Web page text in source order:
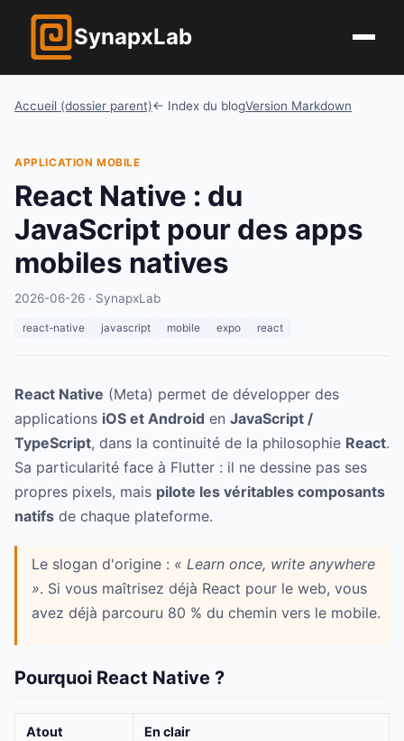
SynapxLab
Accueil (dossier parent)← Index du blogVersion Markdown
APPLICATION MOBILE
React Native : du
JavaScript pour des apps
mobiles natives
2026-06-26 · SynapxLab
react-native javascript mobile expo react
React Native (Meta) permet de développer des
applications iOS et Android en JavaScript /
TypeScript, dans la continuité de la philosophie React.
Sa particularité face à Flutter : il ne dessine pas ses
propres pixels, mais pilote les véritables composants
natifs de chaque plateforme.
Le slogan d'origine : « Learn once, write anywhere
». Si vous maîtrisez déjà React pour le web, vous
avez déjà parcouru 80 % du chemin vers le mobile.
Pourquoi React Native ?
Atout En clair